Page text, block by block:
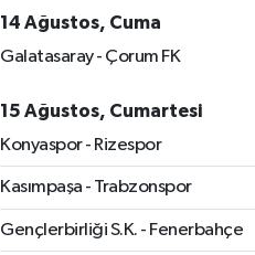
14 Ağustos, Cuma
Galatasaray - Çorum FK
15 Ağustos, Cumartesi
Konyaspor - Rizespor
Kasımpaşa - Trabzonspor
Gençlerbirliği S.K. - Fenerbahçe